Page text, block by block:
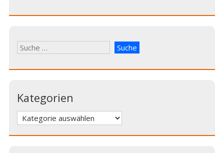
Kategorien
Kategorien